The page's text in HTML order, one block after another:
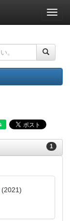
ナ
ビ
ー
ョ
ン
1
2021